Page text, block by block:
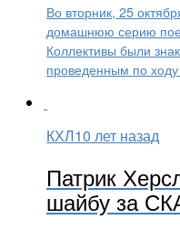
Во вторник, 25
домашнюю серию
Коллективы были
проведенным по ходу
КХЛ10 лет назад
Патрик
шайбу за